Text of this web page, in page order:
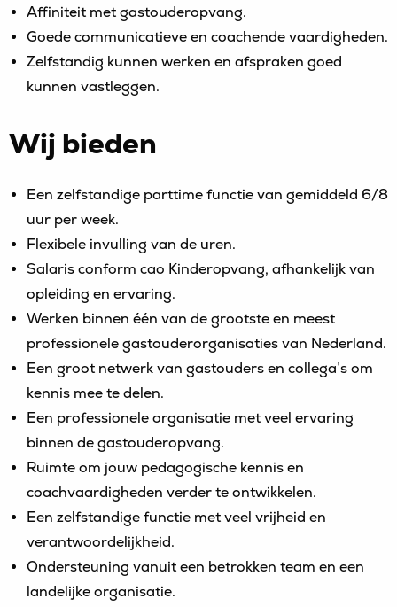
Affiniteit met gastouderopvang.
Goede communicatieve en coachende vaardigheden.
Zelfstandig kunnen werken en afspraken goed
kunnen vastleggen.
Wij bieden
Een zelfstandige parttime functie van gemiddeld 6/8
uur per week.
Flexibele invulling van de uren.
Salaris conform cao Kinderopvang, afhankelijk van
opleiding en ervaring.
Werken binnen één van de grootste en meest
professionele gastouderorganisaties van Nederland.
Een groot netwerk van gastouders en collega’s om
kennis mee te delen.
Een professionele organisatie met veel ervaring
binnen de gastouderopvang.
Ruimte om jouw pedagogische kennis en
coachvaardigheden verder te ontwikkelen.
Een zelfstandige functie met veel vrijheid en
verantwoordelijkheid.
Ondersteuning vanuit een betrokken team en een
landelijke organisatie.